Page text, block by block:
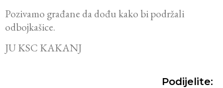
Pozivamo građane da dođu kako bi podržali
odbojkašice.
JU KSC KAKANJ
Podijelite: